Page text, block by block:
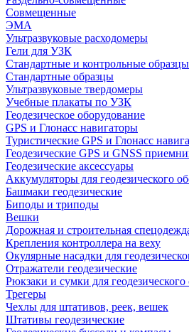
Совмещенные
ЭМА
Ультразвуковые расходомеры
Гели для УЗК
Стандартные и контрольные
Стандартные образцы
Ультразвуковые твердомеры
Учебные плакаты по УЗК
Геодезическое оборудование
GPS и Глонасс навигаторы
Туристические GPS и Глонасс
Геодезические GPS и GNSS
Геодезические аксессуары
Аккумуляторы для геодезического
Башмаки геодезические
Биподы и триподы
Вешки
Дорожная и строительная
Крепления контроллера на веху
Окулярные насадки для
Отражатели геодезические
Рюкзаки и сумки для геодезического
Трегеры
Чехлы для штативов, реек, вешек
Штативы геодезические